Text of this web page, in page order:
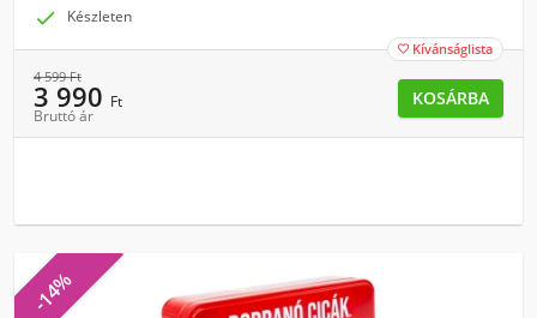
 Készleten
 Kívánságlista
4 599Ft
3 990 Ft
Bruttó ár
KOSÁRBA
-14%